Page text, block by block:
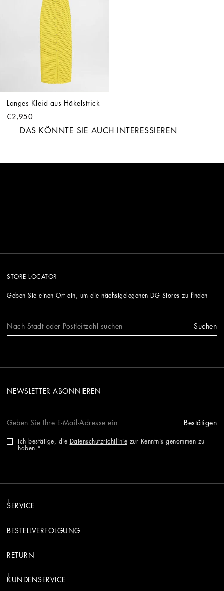
Langes Kleid aus Häkelstrick
€2,950
DAS KÖNNTE SIE AUCH INTERESSIEREN
STORE LOCATOR
Geben Sie einen Ort ein, um die nächstgelegenen DG Stores zu finden
Suchen
NEWSLETTER ABONNIEREN
Bestätigen
Ich bestätige, die Datenschutzrichtlinie zur Kenntnis genommen zu
haben.
SERVICE
BESTELLVERFOLGUNG
RETURN
KUNDENSERVICE